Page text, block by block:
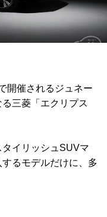
開催されるジュネー
三菱「エクリプス
イリッシュSUVマ
るモデルだけに、多